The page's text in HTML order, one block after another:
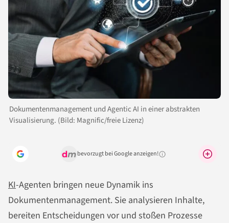
Dokumentenmanagement und Agentic AI in einer abstrakten
Visualisierung. (Bild: Magnific/freie Lizenz)
bevorzugt bei Google anzeigen!Warum lohnt sich das?
KI-Agenten bringen neue Dynamik ins
Dokumentenmanagement. Sie analysieren Inhalte,
bereiten Entscheidungen vor und stoßen Prozesse